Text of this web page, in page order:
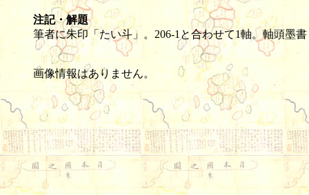
注記・解題
筆者に朱印「たい斗」。206-1と合わせて1軸。軸頭墨
画像情報はありません。